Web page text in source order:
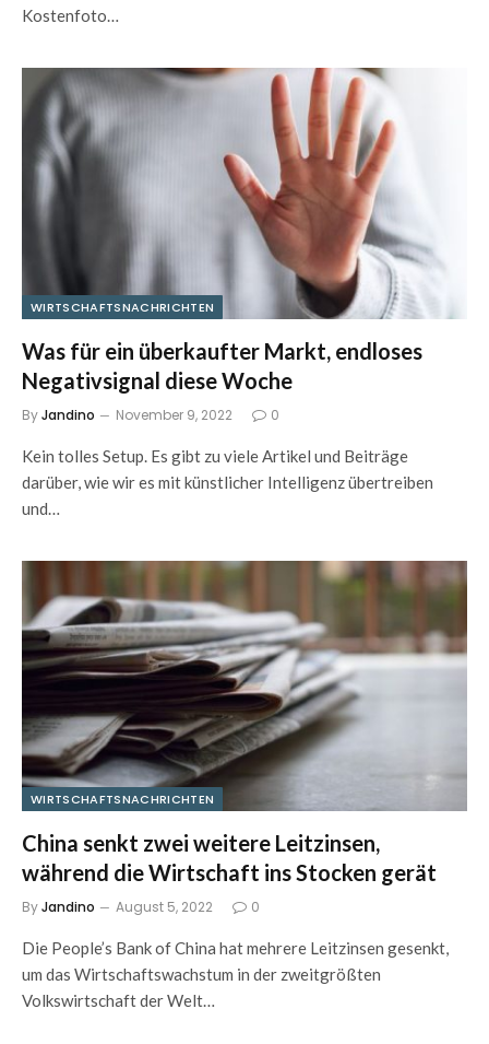
Kostenfoto…
WIRTSCHAFTSNACHRICHTEN
Was für ein überkaufter Markt, endloses
Negativsignal diese Woche
ByJandino November 9, 2022 0
Kein tolles Setup. Es gibt zu viele Artikel und Beiträge
darüber, wie wir es mit künstlicher Intelligenz übertreiben
und…
WIRTSCHAFTSNACHRICHTEN
China senkt zwei weitere Leitzinsen,
während die Wirtschaft ins Stocken gerät
ByJandino August 5, 2022 0
Die People’s Bank of China hat mehrere Leitzinsen gesenkt,
um das Wirtschaftswachstum in der zweitgrößten
Volkswirtschaft der Welt…